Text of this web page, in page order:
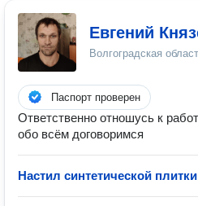
Евгений
Волгоградская
Паспорт проверен
Ответственно отношусь к
обо всём договоримся
Настил синтетической